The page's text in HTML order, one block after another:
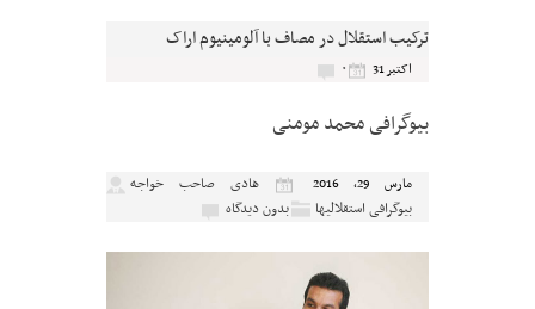
ترکیب استقلال در مصاف با آلومینیوم اراک
اکتبر 31 ۰
بیوگرافی محمد مومنی
مارس 29, 2016
هادی صاحب خواجه
بیوگرافی استقلالیها
بدون دیدگاه